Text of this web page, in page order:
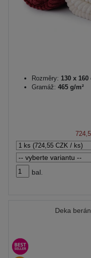
Rozměry: 130 x 160
Gramáž: 465 g/m²
bal.
Deka